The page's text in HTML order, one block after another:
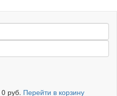
0 руб. Перейти в корзину